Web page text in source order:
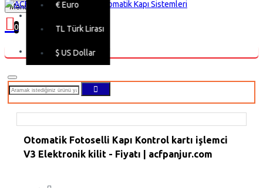
€Euro
TL Türk Lirası
$ US Dollar
Menu
0
Alışveriş sepetiniz boş!
Otomatik Fotoselli Kapı Kontrol kartı işlemci
V3 Elektronik kilit - Fiyatı | acfpanjur.com